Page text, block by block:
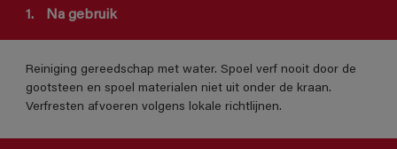
1. Na gebruik
Reiniging gereedschap met water. Spoel verf nooit door de
gootsteen en spoel materialen niet uit onder de kraan.
Verfresten afvoeren volgens lokale richtlijnen.